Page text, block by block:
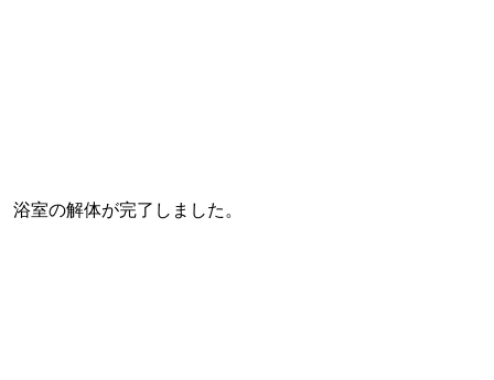
浴室の解体が完了しました。